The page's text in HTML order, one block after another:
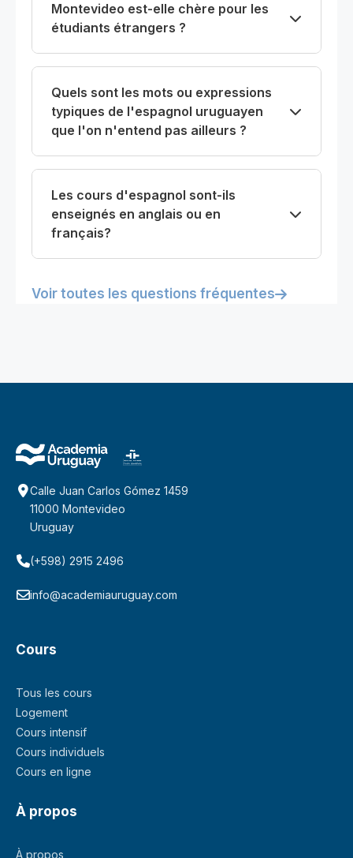
Montevideo est-elle chère pour les
étudiants étrangers ?
Quels sont les mots ou expressions
typiques de l'espagnol uruguayen
que l'on n'entend pas ailleurs ?
Les cours d'espagnol sont-ils
enseignés en anglais ou en
français?
Voir toutes les questions fréquentes
Calle Juan Carlos Gómez 1459
11000 Montevideo
Uruguay
(+598) 2915 2496
info@academiauruguay.com
Cours
Tous les cours
Logement
Cours intensif
Cours individuels
Cours en ligne
À propos
À propos